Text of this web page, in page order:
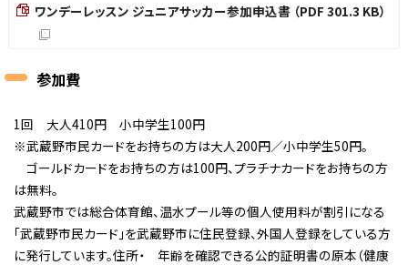
ワンデーレッスン ジュニアサッカー参加申込書 （PDF 301.3 KB）
参加費
1回 大人410円 小中学生100円
※武蔵野市民カードをお持ちの方は大人200円／小中学生50円。
ゴールドカードをお持ちの方は100円、プラチナカードをお持ちの方
は無料。
武蔵野市では総合体育館、温水プール等の個人使用料が割引になる
「武蔵野市民カード」を武蔵野市に住民登録、外国人登録をしている方
に発行しています。住所・ 年齢を確認できる公的証明書の原本（健康